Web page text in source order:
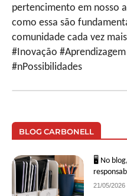
pertencimento em nosso
como essa são
comunidade cada vez
#Inovação
#nPossibilidades
BLOG CARBONELL
🖥 No
21/05/2026